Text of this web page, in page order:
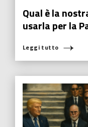
Qual è la
usarla per la
Leggi tutto